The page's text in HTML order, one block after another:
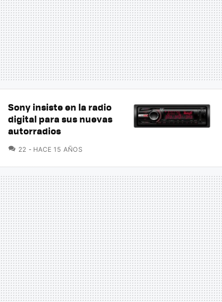
Sony insiste en la radio
digital para sus nuevas
autorradios
22 COMENTARIOS
HACE 15 AÑOS